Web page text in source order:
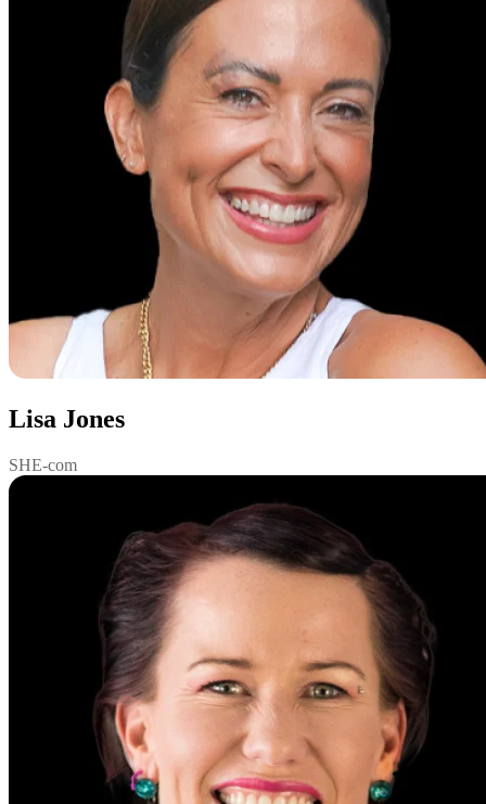
Lisa Jones
SHE-com